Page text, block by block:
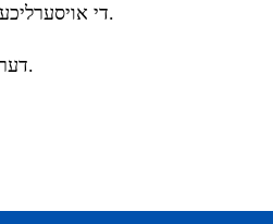
די אויסערליכע שיכט באַשיצט דעם קאַבל פון אַלטראַווייאַליט ראַדיאַציע.
דער קליינער דיאַמעטער און ליכט וואָג מאַכן עס גרינג צו לייגן.